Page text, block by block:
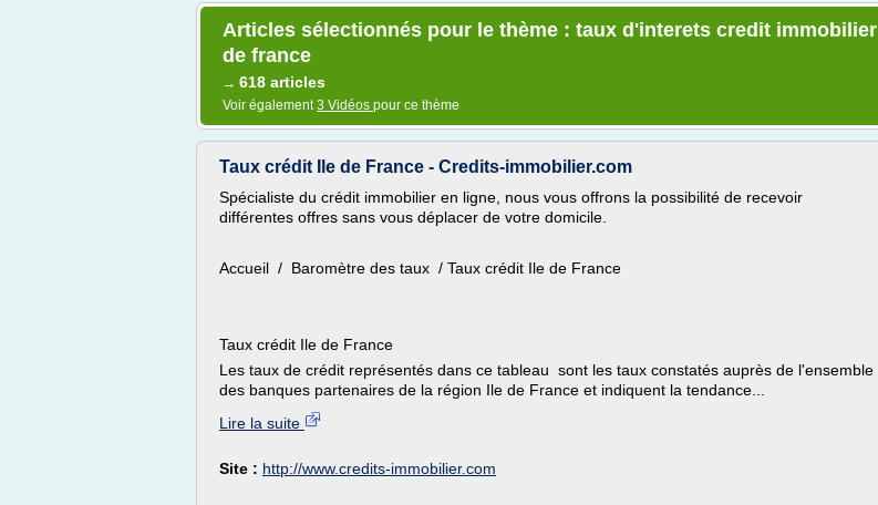
Articles sélectionnés pour le thème : taux d'interets credit immobilier
de france
→ 618 articles
Voir également3 Vidéos pour ce thème
Taux crédit Ile de France - Credits-immobilier.com
Spécialiste du crédit immobilier en ligne, nous vous offrons la possibilité de recevoir
différentes offres sans vous déplacer de votre domicile.
Accueil / Baromètre des taux / Taux crédit Ile de France
Taux crédit Ile de France
Les taux de crédit représentés dans ce tableau sont les taux constatés auprès de l'ensemble
des banques partenaires de la région Ile de France et indiquent la tendance...
Lire la suite
Site : http://www.credits-immobilier.com